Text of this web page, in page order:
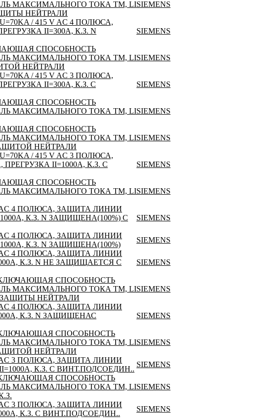
МАКСИМАЛЬНОГО ТОКА TM, LI
НЕЙТРАЛИ
SIEMENS
/ 415 V AC 4 ПОЛЮСА,
II=300A, К.З. N
SIEMENS
СПОСОБНОСТЬ
МАКСИМАЛЬНОГО ТОКА TM, LI
НЕЙТРАЛИ
SIEMENS
/ 415 V AC 3 ПОЛЮСА,
II=300A, К.З. С
SIEMENS
СПОСОБНОСТЬ
МАКСИМАЛЬНОГО ТОКА TM, LISIEMENS
СПОСОБНОСТЬ
МАКСИМАЛЬНОГО ТОКА TM, LI
НЕЙТРАЛИ
SIEMENS
/ 415 V AC 3 ПОЛЮСА,
II=1000A, К.З. С
SIEMENS
СПОСОБНОСТЬ
МАКСИМАЛЬНОГО ТОКА TM, LISIEMENS
AC 4 ПОЛЮСА, ЗАЩИТА ЛИНИИ
К.З. N ЗАЩИЩЕНА(100%) С
SIEMENS
AC 4 ПОЛЮСА, ЗАЩИТА ЛИНИИ
К.З. N ЗАЩИЩЕНА(100%)
SIEMENS
AC 4 ПОЛЮСА, ЗАЩИТА ЛИНИИ
К.З. N НЕ ЗАЩИЩАЕТСЯ С
SIEMENS
СПОСОБНОСТЬ
МАКСИМАЛЬНОГО ТОКА TM, LI
ЗАЩИТЫ НЕЙТРАЛИ
SIEMENS
AC 4 ПОЛЮСА, ЗАЩИТА ЛИНИИ
К.З. N ЗАЩИЩЕНАС
SIEMENS
СПОСОБНОСТЬ
МАКСИМАЛЬНОГО ТОКА TM, LI
НЕЙТРАЛИ
SIEMENS
AC 3 ПОЛЮСА, ЗАЩИТА ЛИНИИ
К.З. С ВИНТ.ПОДСОЕДИН..
SIEMENS
СПОСОБНОСТЬ
МАКСИМАЛЬНОГО ТОКА TM, LISIEMENS
AC 3 ПОЛЮСА, ЗАЩИТА ЛИНИИ
К.З. С ВИНТ.ПОДСОЕДИН..
SIEMENS